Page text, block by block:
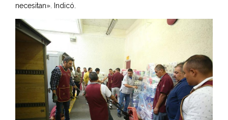
necesitan». Indicó.